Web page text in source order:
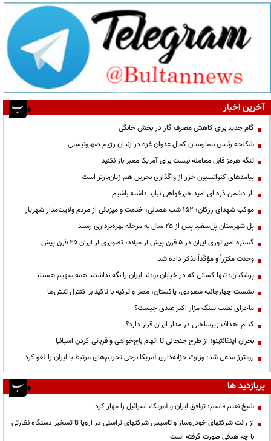
آخرین اخبار
گام جدید برای کاهش مصرف گاز در بخش خانگی
شکنجه رئیس بیمارستان کمال عدوان غزه در زندان رژیم صهیونیستی
تنگه هرمز قابل معامله نیست برای آمریکا معبر باز نکنید
پیامدهای کنوانسیون خزر از واگذاری بحرین هم زیان‌بارتر است
از دشمن ذره ای امید خیرخواهی نباید داشته باشیم
موکب شهدای رزکان؛ ۱۵۲ شب همدلی، خدمت و میزبانی از مردم ولایت‌مدار شهریار
پل شهرستان پل‌سفید پس از ۲۵ سال به مرحله بهره‌برداری رسید
گستره امپراتوری ایران در ۵ قرن پیش از میلاد؛ تصویری از ایران ۲۵ قرن پیش
وحدت مکرّراً و مؤکّداً تذکر داده شد
پزشکیان: تنها کسانی که در خیابان بودند ایران را نگه نداشتند همه سهیم هستند
نشست چهارجانبه سعودی، پاکستان، مصر و ترکیه با تاکید بر کنترل تنش‌ها
ماجرای نصب سنگ مزار اکبر عبدی چیست؟
کدام اهداف زیرساختی در مدار ایران قرار دارد؟
بحران اینفانتینو؛ از طرح جنجالی تا اتهام باج‌خواهی و قربانی کردن اسپانیا
رویترز مدعی شد: وزارت خزانه‌داری آمریکا برخی تحریم‌های مرتبط با ایران را لغو کرد
پربازدید ها
شیخ نعیم قاسم: توافق ایران و آمریکا، اسرائیل را مهار کرد
از رانت‌ شرکتهای خودروساز و تاسیس شرکتهای تراستی در اروپا تا تسخیر دستگاه نظارتی
با چه هدفی صورت گرفته است